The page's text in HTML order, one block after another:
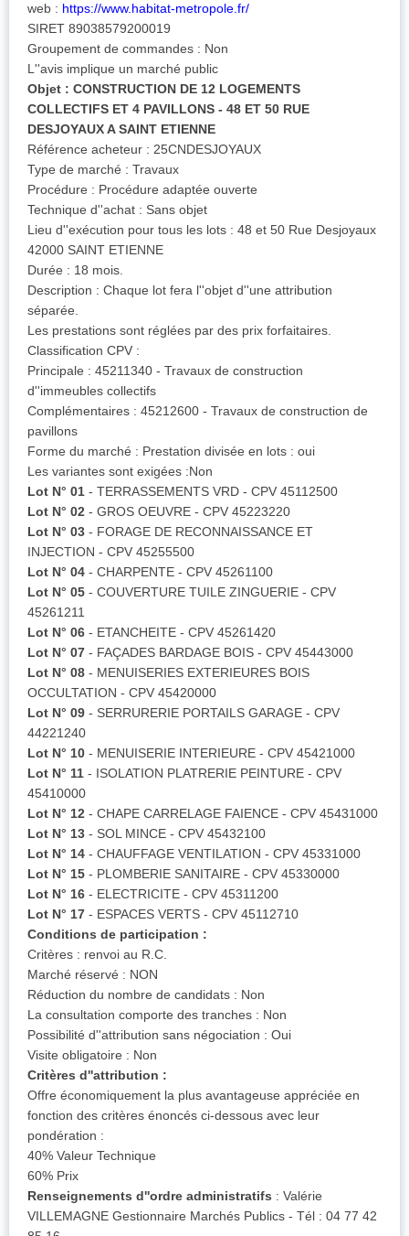
web : https://www.habitat-metropole.fr/
SIRET 89038579200019
Groupement de commandes : Non
L''avis implique un marché public
Objet : CONSTRUCTION DE 12 LOGEMENTS
COLLECTIFS ET 4 PAVILLONS - 48 ET 50 RUE
DESJOYAUX A SAINT ETIENNE
Référence acheteur : 25CNDESJOYAUX
Type de marché : Travaux
Procédure : Procédure adaptée ouverte
Technique d''achat : Sans objet
Lieu d''exécution pour tous les lots : 48 et 50 Rue Desjoyaux
42000 SAINT ETIENNE
Durée : 18 mois.
Description : Chaque lot fera l''objet d''une attribution
séparée.
Les prestations sont réglées par des prix forfaitaires.
Classification CPV :
Principale : 45211340 - Travaux de construction
d''immeubles collectifs
Complémentaires : 45212600 - Travaux de construction de
pavillons
Forme du marché : Prestation divisée en lots : oui
Les variantes sont exigées :Non
Lot N° 01 - TERRASSEMENTS VRD - CPV 45112500
Lot N° 02 - GROS OEUVRE - CPV 45223220
Lot N° 03 - FORAGE DE RECONNAISSANCE ET
INJECTION - CPV 45255500
Lot N° 04 - CHARPENTE - CPV 45261100
Lot N° 05 - COUVERTURE TUILE ZINGUERIE - CPV
45261211
Lot N° 06 - ETANCHEITE - CPV 45261420
Lot N° 07 - FAÇADES BARDAGE BOIS - CPV 45443000
Lot N° 08 - MENUISERIES EXTERIEURES BOIS
OCCULTATION - CPV 45420000
Lot N° 09 - SERRURERIE PORTAILS GARAGE - CPV
44221240
Lot N° 10 - MENUISERIE INTERIEURE - CPV 45421000
Lot N° 11 - ISOLATION PLATRERIE PEINTURE - CPV
45410000
Lot N° 12 - CHAPE CARRELAGE FAIENCE - CPV 45431000
Lot N° 13 - SOL MINCE - CPV 45432100
Lot N° 14 - CHAUFFAGE VENTILATION - CPV 45331000
Lot N° 15 - PLOMBERIE SANITAIRE - CPV 45330000
Lot N° 16 - ELECTRICITE - CPV 45311200
Lot N° 17 - ESPACES VERTS - CPV 45112710
Conditions de participation :
Critères : renvoi au R.C.
Marché réservé : NON
Réduction du nombre de candidats : Non
La consultation comporte des tranches : Non
Possibilité d''attribution sans négociation : Oui
Visite obligatoire : Non
Critères d''attribution :
Offre économiquement la plus avantageuse appréciée en
fonction des critères énoncés ci-dessous avec leur
pondération :
40% Valeur Technique
60% Prix
Renseignements d''ordre administratifs : Valérie
VILLEMAGNE Gestionnaire Marchés Publics - Tél : 04 77 42